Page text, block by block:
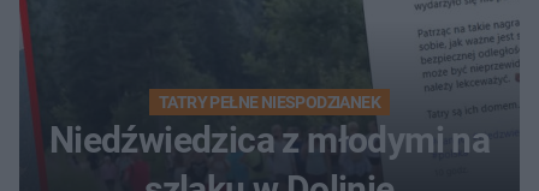
TATRY PEŁNE NIESPODZIANEK
Niedźwiedzica z młodymi na